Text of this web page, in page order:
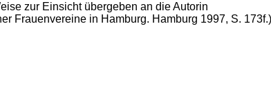
zur Einsicht übergeben an die Autorin
Frauenvereine in Hamburg. Hamburg 1997, S. 173f.)